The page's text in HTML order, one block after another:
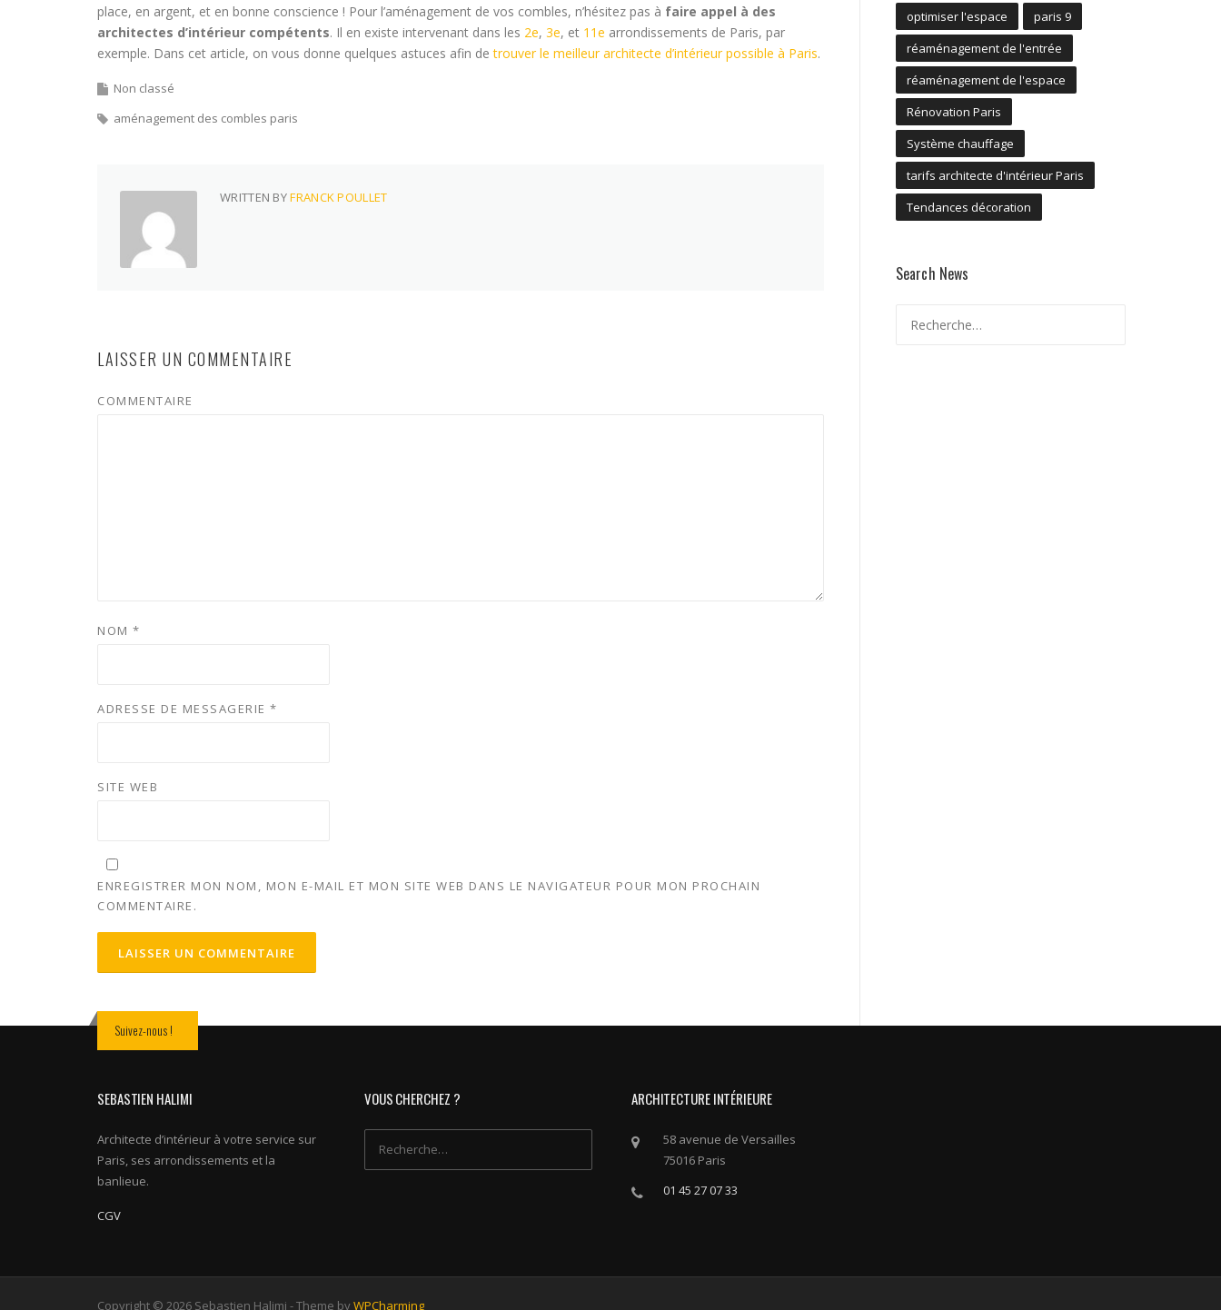
place, en argent, et en bonne conscience ! Pour l’aménagement de vos combles, n’hésitez pas à faire appel à des
architectes d’intérieur compétents. Il en existe intervenant dans les 2e, 3e, et 11e arrondissements de Paris, par
exemple. Dans cet article, on vous donne quelques astuces afin detrouver le meilleur architecte d’intérieur possible à Paris.
Non classé
aménagement des combles paris
WRITTEN BYFRANCK POULLET
LAISSER UN COMMENTAIRE
COMMENTAIRE
NOM *
ADRESSE DE MESSAGERIE *
SITE WEB
ENREGISTRER MON NOM, MON E-MAIL ET MON SITE WEB DANS LE NAVIGATEUR POUR MON PROCHAIN
COMMENTAIRE.
optimiser l'espace
paris 9
réaménagement de l'entrée
réaménagement de l'espace
Rénovation Paris
Système chauffage
tarifs architecte d'intérieur Paris
Tendances décoration
Search News
Suivez-nous !
SEBASTIEN HALIMI
Architecte d’intérieur à votre service sur
Paris, ses arrondissements et la
banlieue.
CGV
VOUS CHERCHEZ ? ARCHITECTURE INTÉRIEURE
58 avenue de Versailles
75016 Paris
01 45 27 07 33
Copyright © 2026 Sebastien Halimi - Theme byWPCharming